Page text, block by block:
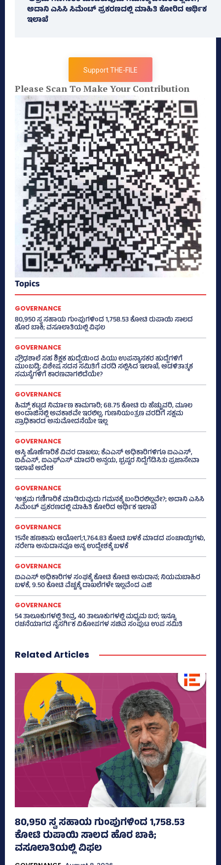
ಅದಾನಿ ಎಸಿಸಿ ಸಿಮೆಂಟ್ ಪ್ರಕರಣದಲ್ಲಿ ಮಾಹಿತಿ ಕೋರಿದ ಆರ್ಥಿಕ
ಇಲಾಖೆ
Support THE-FILE
Please Scan To Make Your Contribution
Topics
GOVERNANCE
80,950 ಸ್ವ ಸಹಾಯ ಗುಂಪುಗಳಿಂದ 1,758.53 ಕೋಟಿ ರುಪಾಯಿ ಸಾಲದ
ಹೊರ ಬಾಕಿ; ವಸೂಲಾತಿಯಲ್ಲಿ ವಿಫಲ
GOVERNANCE
ಪ್ರೌಢಶಾಲೆ ಸಹ ಶಿಕ್ಷಕ ಹುದ್ದೆಯಿಂದ ಪಿಯು ಉಪನ್ಯಾಸಕರ ಹುದ್ದೆಗಳಿಗೆ
ಮುಂಬಡ್ತಿ; ವಿಶೇಷ ಸದನ ಸಮಿತಿಗೆ ವರದಿ ಸಲ್ಲಿಸಿದ ಇಲಾಖೆ, ಆಡಳಿತಾತ್ಮಕ
ಸಮಸ್ಯೆಗಳಿಗೆ ಕಾರಣವಾಗಲಿದೆಯೇ?
GOVERNANCE
ಹಿಮ್ಸ್‌ ಕಟ್ಟಡ ನಿರ್ಮಾಣ ಕಾಮಗಾರಿ; 68.75 ಕೋಟಿ ರು ಹೆಚ್ಚುವರಿ, ಮೂಲ
ಅಂದಾಜಿನಲ್ಲಿ ಅವಕಾಶವೇ ಇರಲಿಲ್ಲ, ಗುಣನಿಯಂತ್ರಣ ವರದಿಗೆ ಸಕ್ಷಮ
ಪ್ರಾಧಿಕಾರದ ಅನುಮೋದನೆಯೇ ಇಲ್ಲ
GOVERNANCE
ಆಸ್ತಿ ಹೊಣೆಗಾರಿಕೆ ವಿವರ ದಾಖಲು; ಕೆಎಎಸ್ ಅಧಿಕಾರಿಗಳಿಗೂ ಐಎಎಸ್‌,
ಐಪಿಎಸ್‌, ಐಎಫ್‌ಎಸ್‌ ಮಾದರಿ ಅನ್ವಯ, ಭ್ರಷ್ಟರ ನಿದ್ದೆಗೆಡಿಸಿತು ಪ್ರಜಾಸೇವಾ
ಇಲಾಖೆ ಆದೇಶ
GOVERNANCE
‘ಅಕ್ರಮ ಗಣಿಗಾರಿಕೆ ಮಾಡಿರುವುದು ಗಮನಕ್ಕೆ ಬಂದಿರಲಿಲ್ಲವೇ?; ಅದಾನಿ ಎಸಿಸಿ
ಸಿಮೆಂಟ್ ಪ್ರಕರಣದಲ್ಲಿ ಮಾಹಿತಿ ಕೋರಿದ ಆರ್ಥಿಕ ಇಲಾಖೆ
GOVERNANCE
15ನೇ ಹಣಕಾಸು ಆಯೋಗ;1,764.83 ಕೋಟಿ ಬಳಕೆ ಮಾಡದ ಪಂಚಾಯ್ತಿಗಳು,
ನರೇಗಾ ಅನುದಾನವೂ ಅನ್ಯ ಉದ್ದೇಶಕ್ಕೆ ಬಳಕೆ
GOVERNANCE
ಐಎಎಸ್‌ ಅಧಿಕಾರಿಗಳ ಸಂಘಕ್ಕೆ ಕೋಟಿ ಕೋಟಿ ಅನುದಾನ; ನಿಯಮಬಾಹಿರ
ಬಳಕೆ, 9.50 ಕೋಟಿ ವೆಚ್ಚಕ್ಕೆ ದಾಖಲೆಗಳೇ ಇಲ್ಲವೆಂದ ಎಜಿ
GOVERNANCE
54 ತಾಲೂಕುಗಳಲ್ಲಿ ತೀವ್ರ, 40 ತಾಲೂಕುಗಳಲ್ಲಿ ಮಧ್ಯಮ ಬರ; ಇನ್ನೂ
ರಚನೆಯಾಗದ ನೈಸರ್ಗಿಕ ವಿಕೋಪಗಳ ಸಚಿವ ಸಂಪುಟ ಉಪ ಸಮಿತಿ
Related Articles
80,950 ಸ್ವ ಸಹಾಯ ಗುಂಪುಗಳಿಂದ 1,758.53
ಕೋಟಿ ರುಪಾಯಿ ಸಾಲದ ಹೊರ ಬಾಕಿ;
ವಸೂಲಾತಿಯಲ್ಲಿ ವಿಫಲ